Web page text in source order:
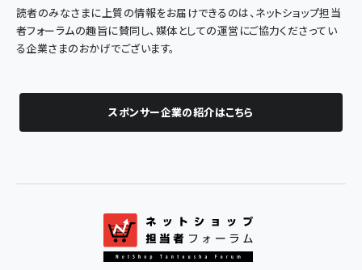
読者のみなさまに上質の情報をお届けできるのは、ネットショップ担当
者フォーラムの趣旨に賛同し、媒体としての運営にご協力くださってい
る企業さまのおかげでございます。
スポンサー企業の紹介はこちら